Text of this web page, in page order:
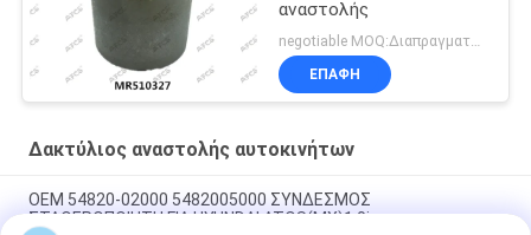
αναστολής
negotiable MOQ:Διαπραγματεύσιμος
ΕΠΑΦΉ
Δακτύλιος αναστολής αυτοκινήτων
OEM 54820-02000 5482005000 ΣΥΝΔΕΣΜΟΣ
ΣΤΑΘΕΡΟΠΟΙΗΤΗ ΓΙΑ HYUNDAI ATOS(MX)1.0i